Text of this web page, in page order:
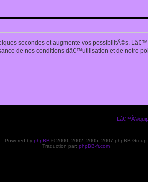
secondes et augmente vos possibilitÃ©s.
de nos conditions dâ€™utilisation et de notre
Powered by phpBB © 2000, 2002, 2005, 2007 phpBB Group
Traduction par: phpBB-fr.com